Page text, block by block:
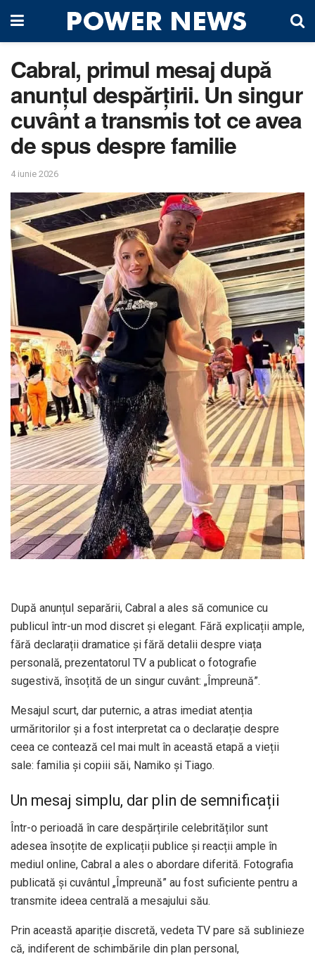
Cabral, primul mesaj după
anunțul despărțirii. Un singur
cuvânt a transmis tot ce avea
de spus despre familie
4 iunie 2026
După anunțul separării, Cabral a ales să comunice cu
publicul într-un mod discret și elegant. Fără explicații ample,
fără declarații dramatice și fără detalii despre viața
personală, prezentatorul TV a publicat o fotografie
sugestivă, însoțită de un singur cuvânt: „Împreună”.
Mesajul scurt, dar puternic, a atras imediat atenția
urmăritorilor și a fost interpretat ca o declarație despre
ceea ce contează cel mai mult în această etapă a vieții
sale: familia și copiii săi, Namiko și Tiago.
Un mesaj simplu, dar plin de semnificații
Într-o perioadă în care despărțirile celebrităților sunt
adesea însoțite de explicații publice și reacții ample în
mediul online, Cabral a ales o abordare diferită. Fotografia
publicată și cuvântul „Împreună” au fost suficiente pentru a
transmite ideea centrală a mesajului său.
Prin această apariție discretă, vedeta TV pare să sublinieze
că, indiferent de schimbările din plan personal,